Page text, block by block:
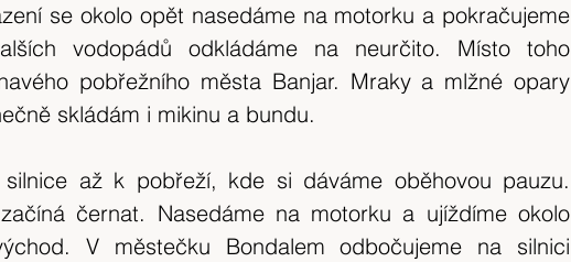
se okolo opět nasedáme na motorku a pokračujeme
vodopádů odkládáme na neurčito. Místo toho
pobřežního města Banjar. Mraky a mlžné opary
skládám i mikinu a bundu.
silnice až k pobřeží, kde si dáváme oběhovou pauzu.
černat. Nasedáme na motorku a ujíždíme okolo
V městečku Bondalem odbočujeme na silnici